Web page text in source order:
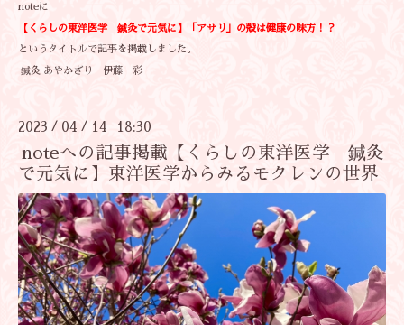
noteに
【くらしの東洋医学 鍼灸で元気に】 「アサリ」の殻は健康の味方！？
というタイトルで記事を掲載しました。
鍼灸 あやかざり 伊藤 彩
2023 / 04 / 14 18:30
noteへの記事掲載【くらしの東洋医学 鍼灸
で元気に】東洋医学からみるモクレンの世界